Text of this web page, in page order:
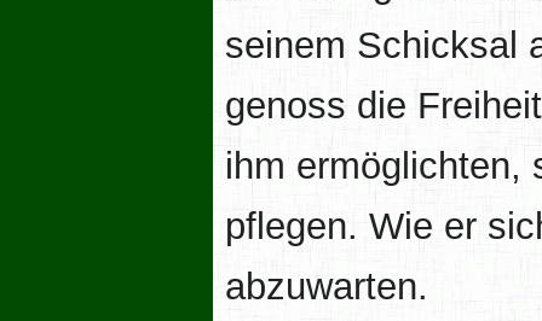
seinem Schicksal
genoss die
ihm ermöglichten,
pflegen. Wie er
abzuwarten.